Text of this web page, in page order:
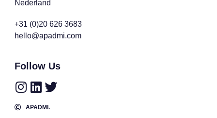
Nederland
+31 (0)20 626 3683
hello@apadmi.com
Follow Us
APADMI.